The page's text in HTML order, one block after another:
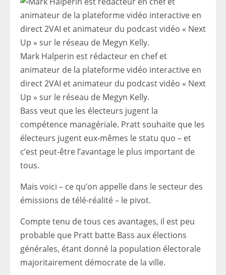
Mark Halperin est rédacteur en chef et
animateur de la plateforme vidéo interactive en
direct 2VAI et animateur du podcast vidéo « Next
Up » sur le réseau de Megyn Kelly.
Bass veut que les électeurs jugent la
compétence managériale. Pratt souhaite que les
électeurs jugent eux-mêmes le statu quo – et
c’est peut-être l’avantage le plus important de
tous.
Mais voici – ce qu’on appelle dans le secteur des
émissions de télé-réalité – le pivot.
Compte tenu de tous ces avantages, il est peu
probable que Pratt batte Bass aux élections
générales, étant donné la population électorale
majoritairement démocrate de la ville.